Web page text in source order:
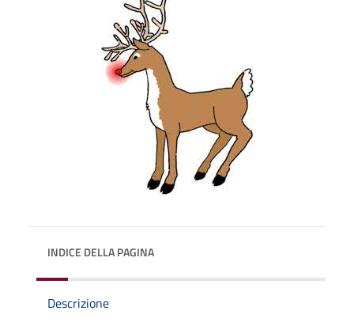
INDICE DELLA PAGINA
Descrizione